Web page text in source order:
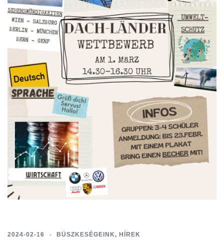
2024-02-16 BÜSZKESÉGEINK, HÍREK